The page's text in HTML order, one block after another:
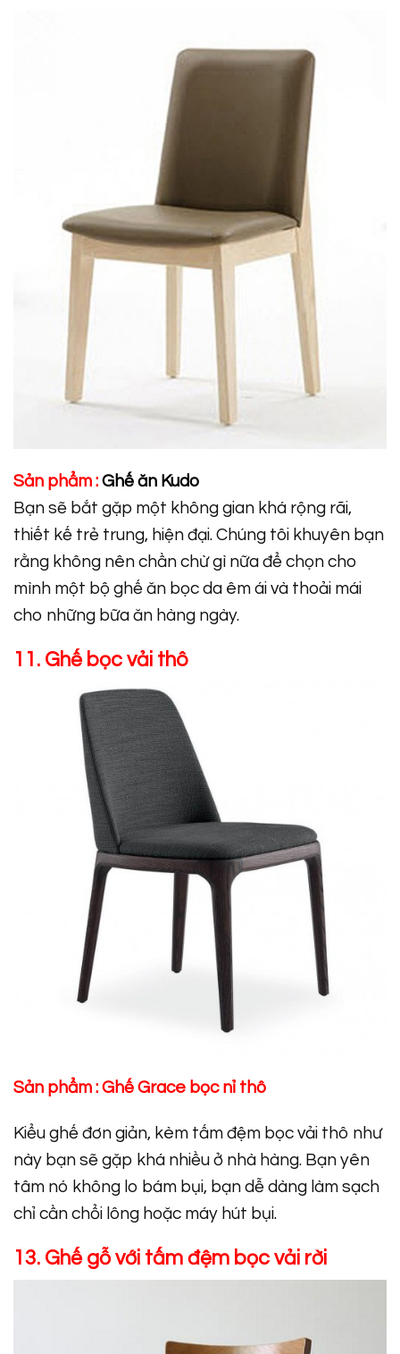
Sản phẩm : Ghế ăn Kudo
Bạn sẽ bắt gặp một không gian khá rộng rãi,
thiết kế trẻ trung, hiện đại. Chúng tôi khuyên bạn
rằng không nên chần chừ gì nữa để chọn cho
mình một bộ ghế ăn bọc da êm ái và thoải mái
cho những bữa ăn hàng ngày.
11. Ghế bọc vải thô
Sản phẩm : Ghế Grace bọc nỉ thô
Kiểu ghế đơn giản, kèm tấm đệm bọc vải thô như
này bạn sẽ gặp khá nhiều ở nhà hàng. Bạn yên
tâm nó không lo bám bụi, bạn dễ dàng làm sạch
chỉ cần chổi lông hoặc máy hút bụi.
13. Ghế gỗ với tấm đệm bọc vải rời